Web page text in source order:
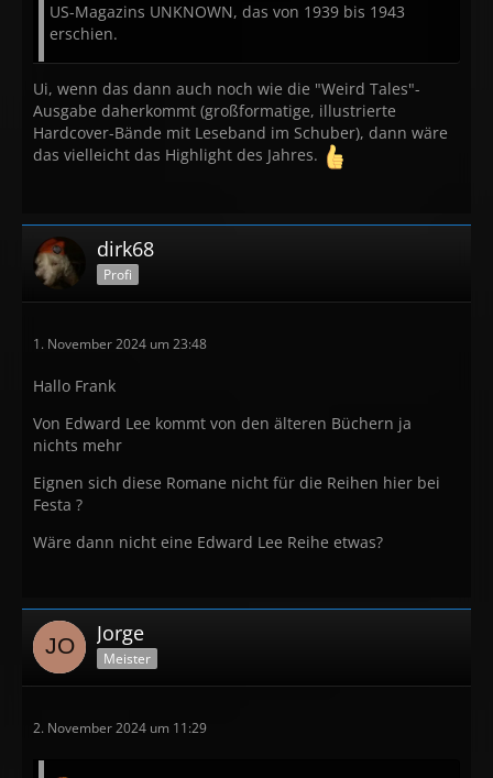
US-Magazins UNKNOWN, das von 1939 bis 1943
erschien.
Ui, wenn das dann auch noch wie die "Weird Tales"-
Ausgabe daherkommt (großformatige, illustrierte
Hardcover-Bände mit Leseband im Schuber), dann wäre
das vielleicht das Highlight des Jahres.
dirk68
Profi
1. November 2024 um 23:48
Hallo Frank
Von Edward Lee kommt von den älteren Büchern ja
nichts mehr
Eignen sich diese Romane nicht für die Reihen hier bei
Festa ?
Wäre dann nicht eine Edward Lee Reihe etwas?
Jorge
Meister
2. November 2024 um 11:29